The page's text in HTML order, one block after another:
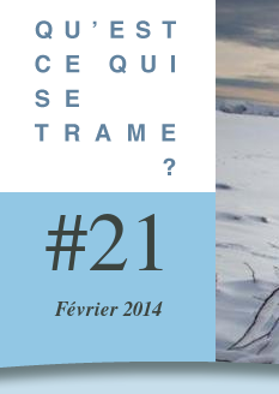
21
Février 2014